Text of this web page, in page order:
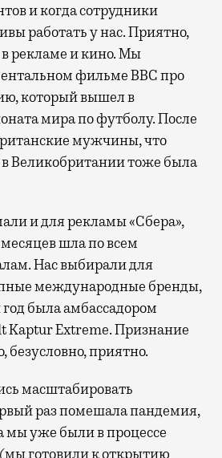
и когда сотрудники
работать у нас. Приятно,
рекламе и кино. Мы
фильме BBC про
который вышел в
мира по футболу. После
мужчины, что
Великобритании тоже была
и для рекламы «Сбера»,
шла по всем
Нас выбирали для
международные бренды,
была амбассадором
Kaptur Extreme. Признание
приятно.
масштабировать
раз помешала пандемия,
мы уже были в процессе
готовили к открытию